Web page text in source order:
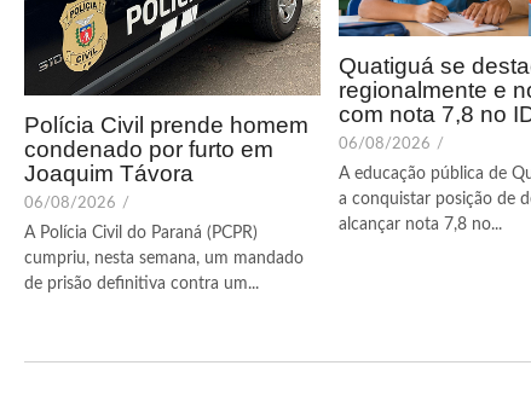
Polícia Civil prende homem
condenado por furto em
Joaquim Távora
06/08/2026 /
A Polícia Civil do Paraná (PCPR)
cumpriu, nesta semana, um mandado
de prisão definitiva contra um...
Quatiguá se
regionalmente e
com nota 7,8 no
06/08/2026 /
A educação pública de
a conquistar posição de
alcançar nota 7,8 no...